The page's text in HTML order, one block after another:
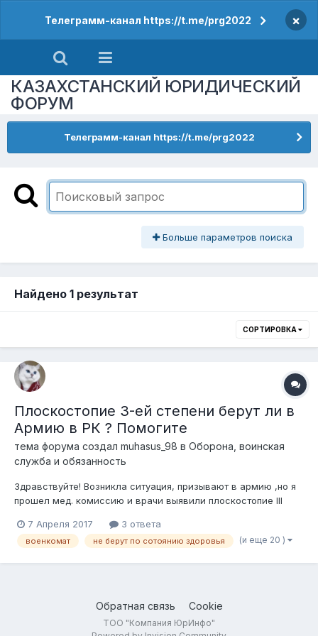
Телеграмм-канал https://t.me/prg2022 ×
КАЗАХСТАНСКИЙ ЮРИДИЧЕСКИЙ
ФОРУМ
Телеграмм-канал https://t.me/prg2022
Больше параметров поиска
Найдено 1 результат
СОРТИРОВКА
Плоскостопие 3-ей степени берут ли в
Армию в РК ? Помогите
тема форума создал muhasus_98 в Оборона, воинская
служба и обязанность
Здравствуйте! Возникла ситуация, призывают в армию ,но я
прошел мед. комиссию и врачи выявили плоскостопие III
плоскостопия ,я подлежу освобождению от призыва на
военную службу . Категория годности "В" - ограниченно
7 Апреля 2017 3 ответа
военкомат не берут по сотоянию здоровья (и еще 20 )
Обратная связь Cookie
ТОО "Компания ЮрИнфо"